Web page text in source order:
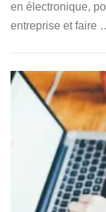
en électronique,
entreprise et faire